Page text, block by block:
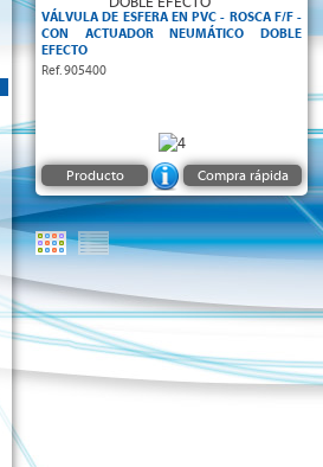
VÁLVULA DE ESFERA EN PVC - ROSCA F/F -
CON ACTUADOR NEUMÁTICO DOBLE
EFECTO
Ref. 905400
Producto Compra rápida